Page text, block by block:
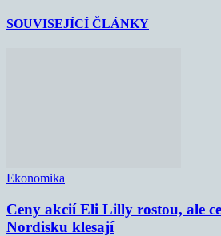
SOUVISEJÍCÍ ČLÁNKY
Ekonomika
Ceny akcií Eli Lilly rostou, ale
Nordisku klesají